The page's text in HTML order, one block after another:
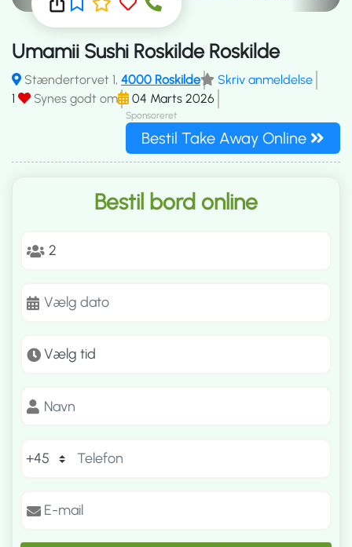
Umamii Sushi Roskilde Roskilde
Stændertorvet 1, 4000 Roskilde
Skriv anmeldelse
1
Synes godt om 04 Marts 2026
Sponsoreret
Bestil Take Away Online
Bestil bord online